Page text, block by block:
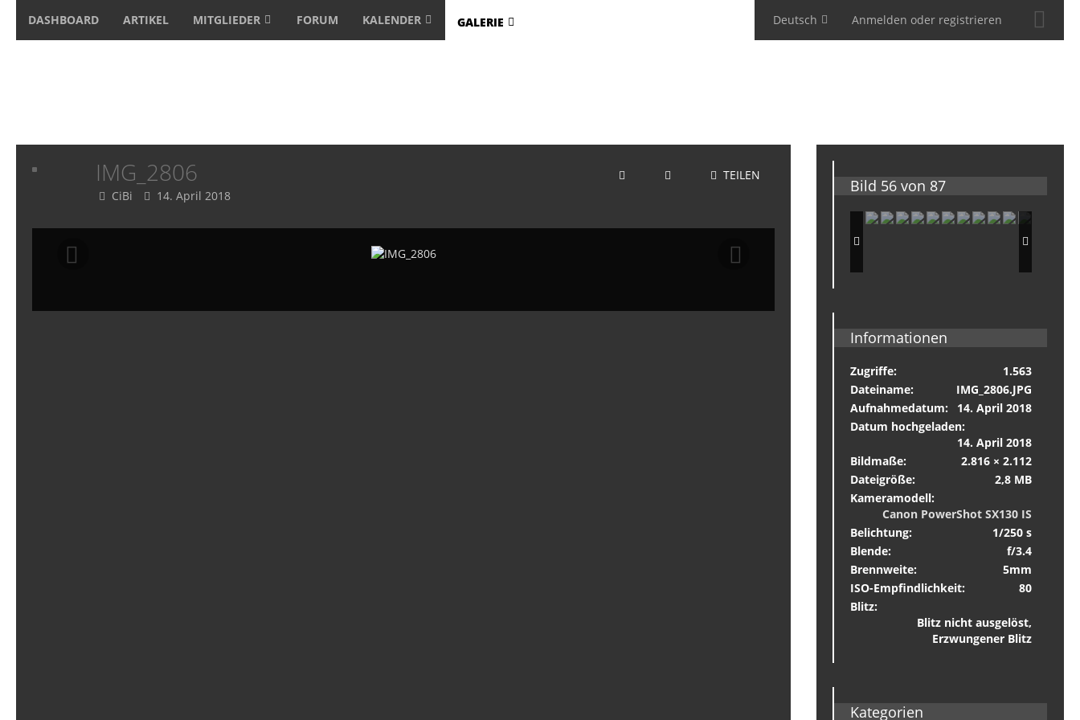
DASHBOARD ARTIKEL MITGLIEDER FORUM KALENDER GALERIE Deutsch Anmelden oder registrieren
IMG_2806
CiBi 14. April 2018
TEILEN
Bild 56 von 87
Informationen
Zugriffe
1.563
Dateiname
IMG_2806.JPG
Aufnahmedatum
14. April 2018
Datum hochgeladen
14. April 2018
Bildmaße
2.816 × 2.112
Dateigröße
2,8 MB
Kameramodell
Canon PowerShot SX130 IS
Belichtung
1/250 s
Blende
f/3.4
Brennweite
5mm
ISO-Empfindlichkeit
80
Blitz
Blitz nicht ausgelöst,
Erzwungener Blitz
Kategorien